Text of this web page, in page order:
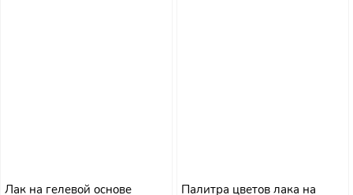
Лак на гелевой основе Палитра цветов лака на